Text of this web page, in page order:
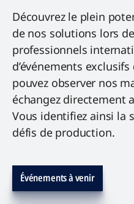
Découvrez le plein
de nos solutions lors
professionnels
d’événements
pouvez observer nos
échangez directement
Vous identifiez ainsi la
défis de production.
Événements à venir